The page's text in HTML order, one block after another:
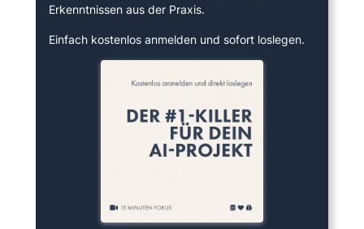
Erkenntnissen aus der Praxis.
Einfach kostenlos anmelden und sofort loslegen.